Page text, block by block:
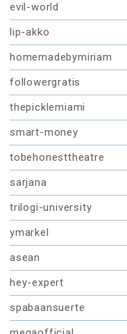
evil-world
lip-akko
homemadebymiriam
followergratis
thepicklemiami
smart-money
tobehonesttheatre
sarjana
trilogi-university
ymarkel
asean
hey-expert
spabaansuerte